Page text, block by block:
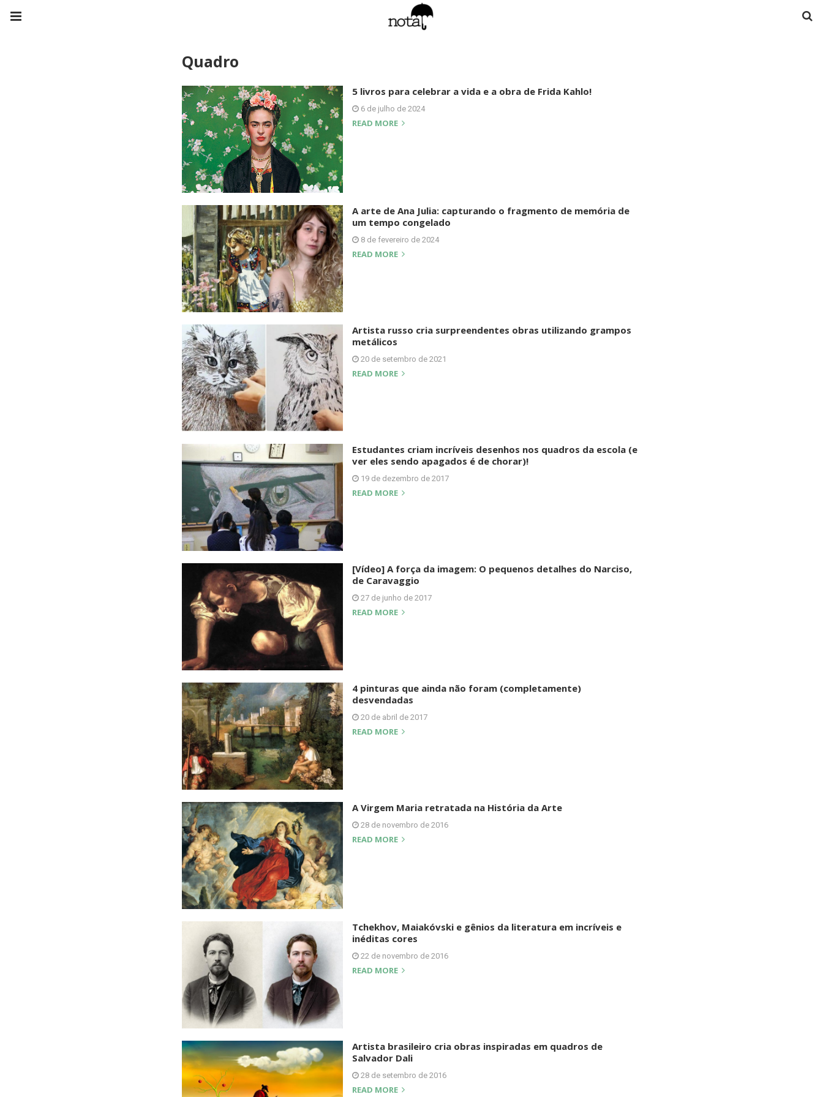
Quadro
5 livros para celebrar a vida e a obra de Frida Kahlo!
6 de julho de 2024
READ MORE
A arte de Ana Julia: capturando o fragmento de memória de
um tempo congelado
8 de fevereiro de 2024
READ MORE
Artista russo cria surpreendentes obras utilizando grampos
metálicos
20 de setembro de 2021
READ MORE
Estudantes criam incríveis desenhos nos quadros da escola (e
ver eles sendo apagados é de chorar)!
19 de dezembro de 2017
READ MORE
[Vídeo] A força da imagem: O pequenos detalhes do Narciso,
de Caravaggio
27 de junho de 2017
READ MORE
4 pinturas que ainda não foram (completamente)
desvendadas
20 de abril de 2017
READ MORE
A Virgem Maria retratada na História da Arte
28 de novembro de 2016
READ MORE
Tchekhov, Maiakóvski e gênios da literatura em incríveis e
inéditas cores
22 de novembro de 2016
READ MORE
Artista brasileiro cria obras inspiradas em quadros de
Salvador Dali
28 de setembro de 2016
READ MORE